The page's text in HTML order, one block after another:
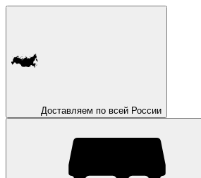
Доставляем по всей России